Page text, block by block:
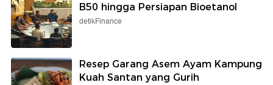
B50 hingga Persiapan Bioetanol
detikFinance
Resep Garang Asem Ayam Kampung
Kuah Santan yang Gurih